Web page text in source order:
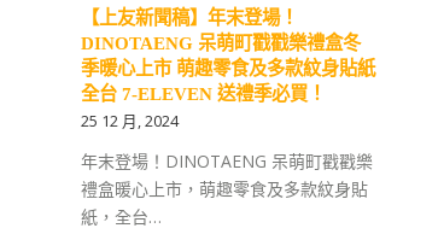
【上友新聞稿】年末登場！
DINOTAENG 呆萌町戳戳樂禮盒冬
季暖心上市 萌趣零食及多款紋身貼紙
全台 7-ELEVEN 送禮季必買！
25 12 月, 2024
年末登場！DINOTAENG 呆萌町戳戳樂
禮盒暖心上市，萌趣零食及多款紋身貼
紙，全台…